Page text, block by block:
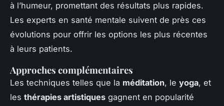
à l’humeur, promettant des résultats plus rapides.
Les experts en santé mentale suivent de près ces
évolutions pour offrir les options les plus récentes
à leurs patients.
Approches complémentaires
Les techniques telles que la méditation, le yoga, et
les thérapies artistiques gagnent en popularité